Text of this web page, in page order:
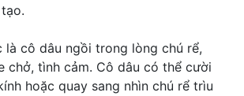
là cô dâu ngồi trong lòng chú rể,
chở, tình cảm. Cô dâu có thể cười
hoặc quay sang nhìn chú rể trìu